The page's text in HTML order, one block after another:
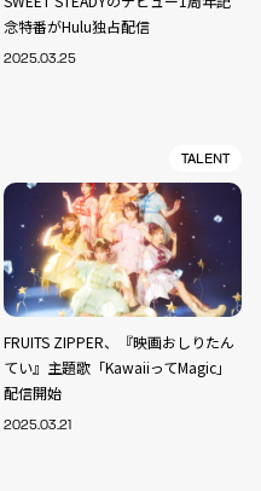
念特番がHulu独占配信
2025.03.25
TALENT
FRUITS ZIPPER、『映画おしりたん
てい』主題歌「KawaiiってMagic」
配信開始
2025.03.21